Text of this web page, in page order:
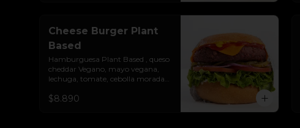
Cheese Burger Plant
Based
Hamburguesa Plant Based , queso
cheddar Vegano, mayo vegana,
lechuga, tomate, cebolla morada,
Colocados sobre un pan vegano
$8.890